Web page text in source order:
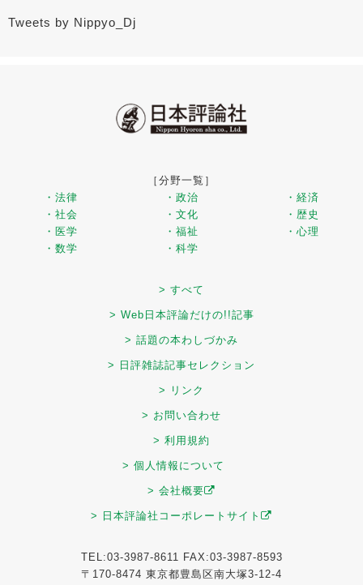
Tweets by Nippyo_Dj
［分野一覧］
・法律
・政治
・経済
・社会
・文化
・歴史
・医学
・福祉
・心理
・数学
・科学
> すべて
> Web日本評論だけの!!記事
> 話題の本わしづかみ
> 日評雑誌記事セレクション
> リンク
> お問い合わせ
> 利用規約
> 個人情報について
> 会社概要
> 日本評論社コーポレートサイト
TEL:03-3987-8611 FAX:03-3987-8593
〒170-8474 東京都豊島区南大塚3-12-4